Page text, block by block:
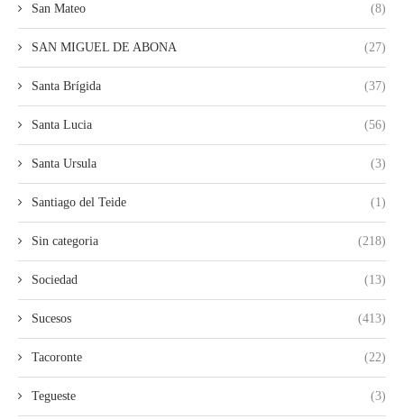
San Mateo (8)
SAN MIGUEL DE ABONA (27)
Santa Brígida (37)
Santa Lucia (56)
Santa Ursula (3)
Santiago del Teide (1)
Sin categoria (218)
Sociedad (13)
Sucesos (413)
Tacoronte (22)
Tegueste (3)